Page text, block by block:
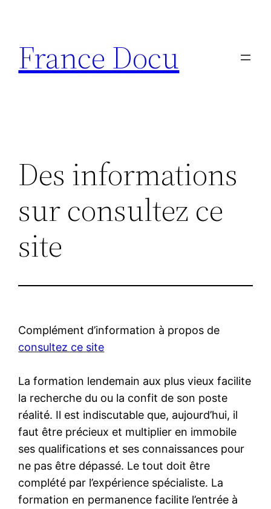
contenu
France Docu
Des informations
sur consultez ce
site
Complément d’information à propos de
consultez ce site
La formation lendemain aux plus vieux facilite
la recherche du ou la confit de son poste
réalité. Il est indiscutable que, aujourd’hui, il
faut être précieux et multiplier en immobile
ses qualifications et ses connaissances pour
ne pas être dépassé. Le tout doit être
complété par l’expérience spécialiste. La
formation en permanence facilite l’entrée à